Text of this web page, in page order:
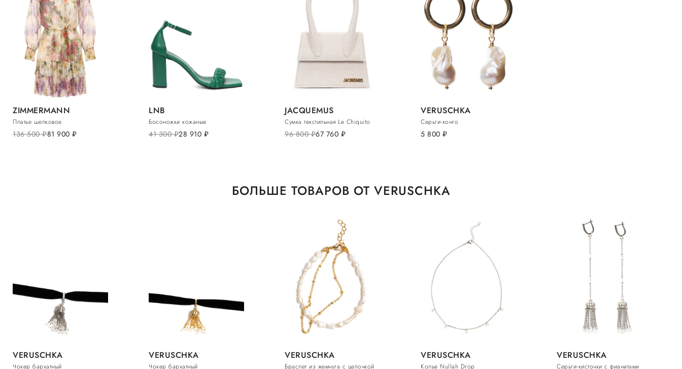
ZIMMERMANN
Платье шелковое
136 500руб.81 900 руб.
LNB
Босоножки кожаные
41 300руб.28 910 руб.
JACQUEMUS
Сумка текстильная Le Chiquito
96 800руб.67 760 руб.
VERUSCHKA
Серьги-конго
5 800 руб.
БОЛЬШЕ ТОВАРОВ ОТ VERUSCHKA
VERUSCHKA
Чокер бархатный
VERUSCHKA
Чокер бархатный
VERUSCHKA
Браслет из жемчуга с цепочкой
VERUSCHKA
Колье Nullah Drop
VERUSCHKA
Серьги-кисточки с фианитами